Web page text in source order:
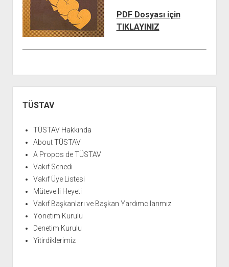
PDF Dosyası için
TIKLAYINIZ
Menü
TÜSTAV
TÜSTAV Hakkında
About TÜSTAV
A Propos de TÜSTAV
Vakıf Senedi
Vakıf Üye Listesi
Mütevelli Heyeti
Vakıf Başkanları ve Başkan Yardımcılarımız
Yönetim Kurulu
Denetim Kurulu
Yitirdiklerimiz